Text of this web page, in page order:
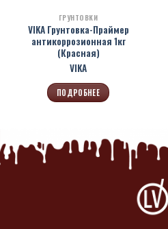
ГРУНТОВКИ
VIKA Грунтовка-Праймер
антикоррозионная 1кг
(Красная)
VIKA
ПОДРОБНЕЕ